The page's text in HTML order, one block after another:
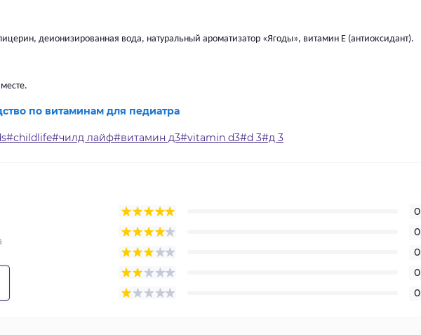
деионизированная вода, натуральный ароматизатор «Ягоды», витамин E (антиоксидант).
по витаминам для педиатра
лайф#витамин д3#vitamin d3#d 3#д 3
0
0
0
0
0